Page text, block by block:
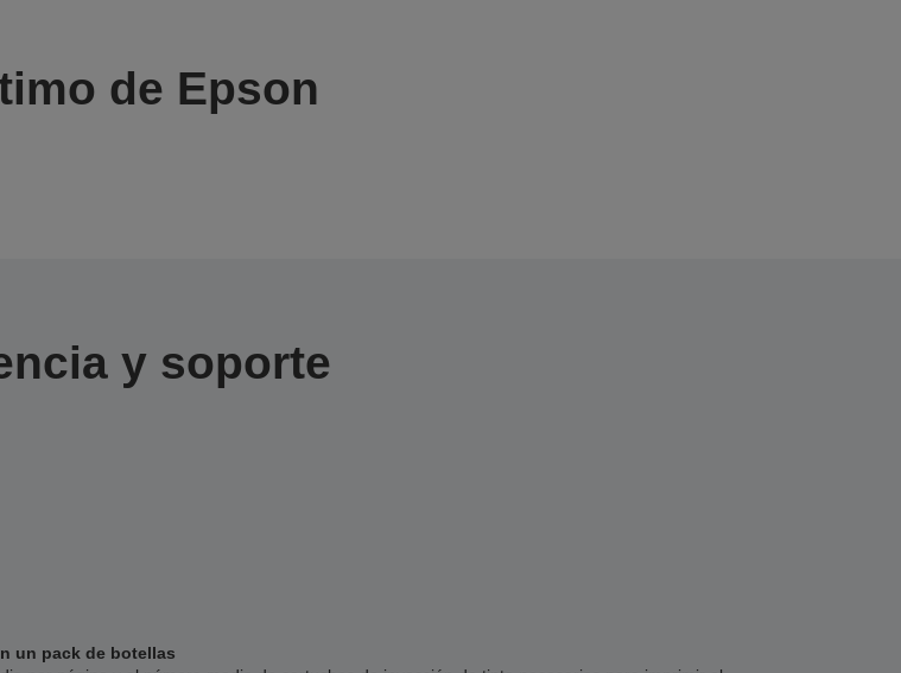
de Epson
y soporte
un pack de botellas